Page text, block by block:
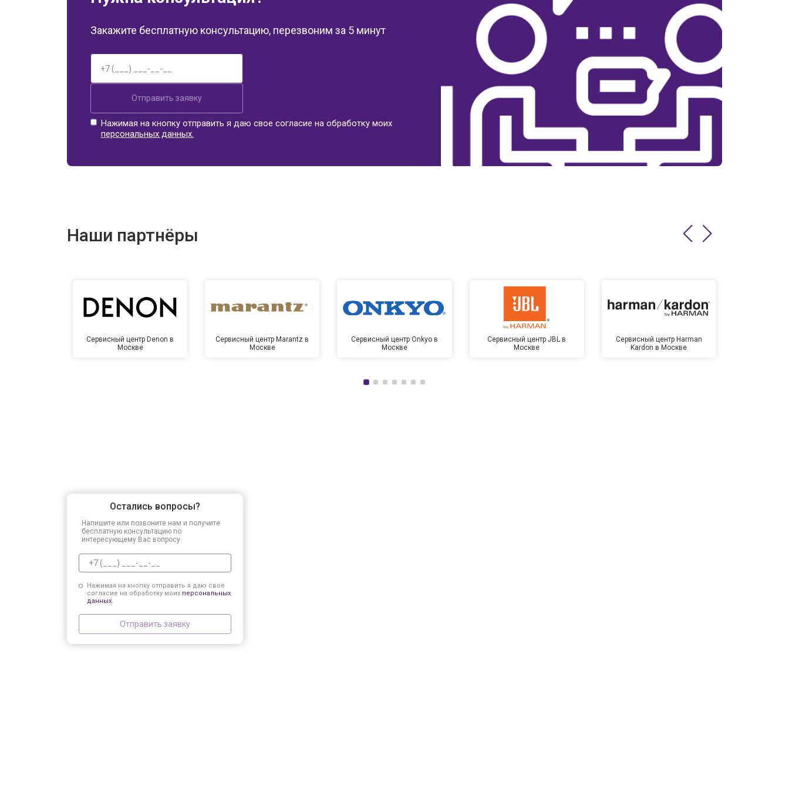
Закажите бесплатную консультацию, перезвоним за 5 минут
Отправить заявку
Нажимая на кнопку отправить я даю свое согласие на обработку моих
персональных данных.
Наши партнёры
Сервисный центр Denon в
Москве
Сервисный центр Marantz в
Москве
Сервисный центр Onkyo в
Москве
Сервисный центр JBL в
Москве
Сервисный центр Harman
Kardon в Москве
Остались вопросы?
Напишите или позвоните нам и получите
бесплатную консультацию по
интересующему Вас вопросу.
Нажимая на кнопку отправить я даю свое
согласие на обработку моих персональных
данных.
Отправить заявку